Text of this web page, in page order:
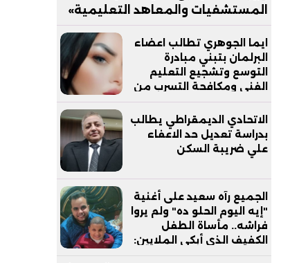
المستشفيات والمعاهد التعليمية»
بالعاصمة الجديدة
ايما الجوهري تطالب اعضاء
البرلمان بتبني مبادرة
التوسع وتشجيع التعليم
الفني ومكافحة التسرب من
التعليم
الاتحادي الديمقراطي يطالب
بدراسة تعديل حد الاعفاء
علي ضريبة السكن
الجميع رآه سعيد على أغنية
"إيه اليوم الحلو ده" ولم يروا
فراشه.. مأساة الطفل
الكفيف الذي أبكى الملايين: